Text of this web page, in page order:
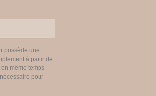
possède une
à partir de
même temps
pour